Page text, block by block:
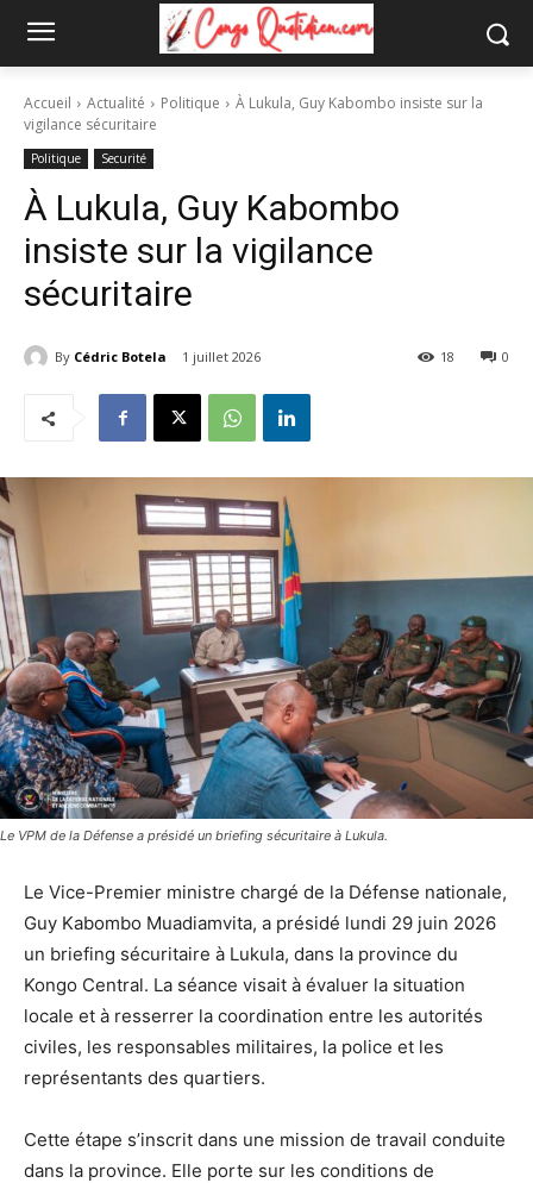
Accueil Actualité Politique
À Lukula, Guy Kabombo insiste sur la
vigilance sécuritaire
Politique Securité
À Lukula, Guy Kabombo
insiste sur la vigilance
sécuritaire
By Cédric Botela 1 juillet 2026 0
18
Le VPM de la Défense a présidé un briefing sécuritaire à Lukula.
Le Vice-Premier ministre chargé de la Défense nationale,
Guy Kabombo Muadiamvita, a présidé lundi 29 juin 2026
un briefing sécuritaire à Lukula, dans la province du
Kongo Central. La séance visait à évaluer la situation
locale et à resserrer la coordination entre les autorités
civiles, les responsables militaires, la police et les
représentants des quartiers.
Cette étape s’inscrit dans une mission de travail conduite
dans la province. Elle porte sur les conditions de